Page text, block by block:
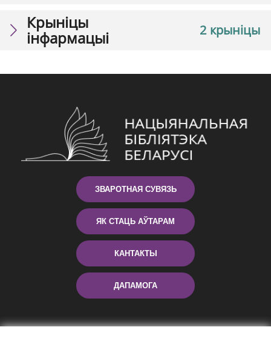
2 крыніцы
Крыніцы
інфармацыі
ЗВАРОТНАЯ СУВЯЗЬ
ЯК СТАЦЬ АЎТАРАМ
КАНТАКТЫ
ДАПАМОГА